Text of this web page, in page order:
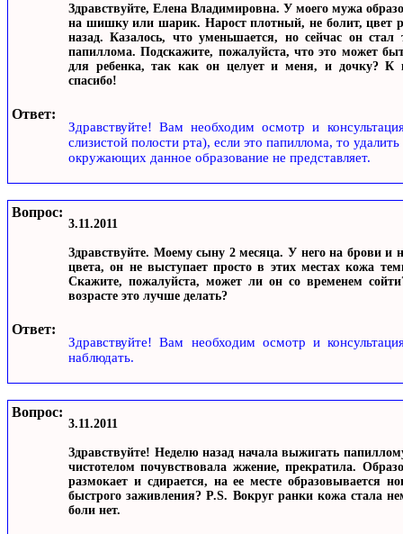
Здравствуйте, Елена Владимировна. У моего мужа
на шишку или шарик. Нарост плотный, не болит, цвет
назад. Казалось, что уменьшается, но сейчас он
папиллома. Подскажите, пожалуйста, что это может
для ребенка, так как он целует и меня, и дочку? К
спасибо!
Ответ:
Здравствуйте! Вам необходим осмотр и
слизистой полости рта), если это папиллома, то
окружающих данное образование не представляет.
Вопрос:
3.11.2011
Здравствуйте. Моему сыну 2 месяца. У него на брови и
цвета, он не выступает просто в этих местах кожа
Скажите, пожалуйста, может ли он со временем
возрасте это лучше делать?
Ответ:
Здравствуйте! Вам необходим осмотр и
наблюдать.
Вопрос:
3.11.2011
Здравствуйте! Неделю назад начала выжигать
чистотелом почувствовала жжение, прекратила.
размокает и сдирается, на ее месте
быстрого заживления? P.S. Вокруг ранки кожа стала
боли нет.